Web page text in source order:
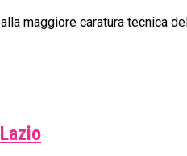
maggiore caratura tecnica